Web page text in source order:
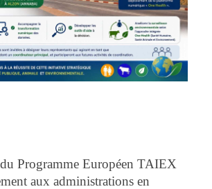
Programme Européen TAIEX
aux administrations en